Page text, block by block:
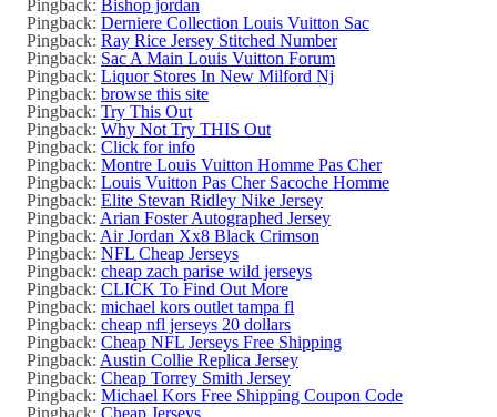
Pingback: Bishop jordan
Pingback: Derniere Collection Louis Vuitton Sac
Pingback: Ray Rice Jersey Stitched Number
Pingback: Sac A Main Louis Vuitton Forum
Pingback: Liquor Stores In New Milford Nj
Pingback: browse this site
Pingback: Try This Out
Pingback: Why Not Try THIS Out
Pingback: Click for info
Pingback: Montre Louis Vuitton Homme Pas Cher
Pingback: Louis Vuitton Pas Cher Sacoche Homme
Pingback: Elite Stevan Ridley Nike Jersey
Pingback: Arian Foster Autographed Jersey
Pingback: Air Jordan Xx8 Black Crimson
Pingback: NFL Cheap Jerseys
Pingback: cheap zach parise wild jerseys
Pingback: CLICK To Find Out More
Pingback: michael kors outlet tampa fl
Pingback: cheap nfl jerseys 20 dollars
Pingback: Cheap NFL Jerseys Free Shipping
Pingback: Austin Collie Replica Jersey
Pingback: Cheap Torrey Smith Jersey
Pingback: Michael Kors Free Shipping Coupon Code
Pingback: Cheap Jerseys